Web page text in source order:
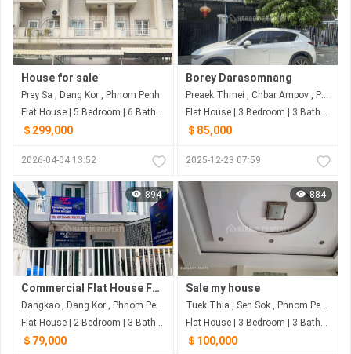
House for sale
Prey Sa , Dang Kor , Phnom Penh
Flat House | 5 Bedroom | 6 Bathroom | 68.04m²
＄299,000
2026-04-04 13:52
Borey Darasomnang️️️️️
Preaek Thmei , Chbar Ampov , Phnom Penh
Flat House | 3 Bedroom | 3 Bathroom | 100m²
＄85,000
2025-12-23 07:59
894
Commercial Flat House For Sale – Prime Location – Only $79,000
Dangkao , Dang Kor , Phnom Penh
Flat House | 2 Bedroom | 3 Bathroom | 76.96m²
＄79,000
884
Sale my house
Tuek Thla , Sen Sok , Phnom Penh
Flat House | 3 Bedroom | 3 Bathroom | 88m²
＄100,000